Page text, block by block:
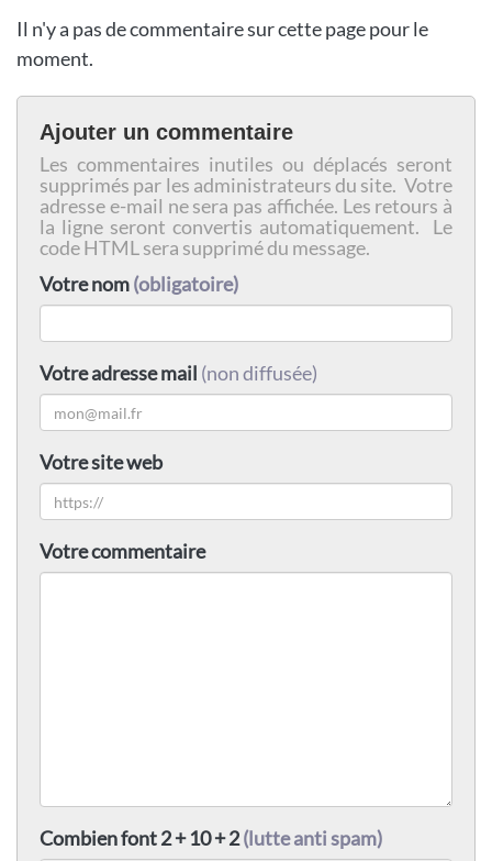
Il n'y a pas de commentaire sur cette page pour le
moment.
Ajouter un commentaire
Les commentaires inutiles ou déplacés seront
supprimés par les administrateurs du site. Votre
adresse e-mail ne sera pas affichée. Les retours à
la ligne seront convertis automatiquement. Le
code HTML sera supprimé du message.
Votre nom(obligatoire)
Votre adresse mail (non diffusée)
Votre site web
Votre commentaire
Combien font 2 + 10 + 2(lutte anti spam)